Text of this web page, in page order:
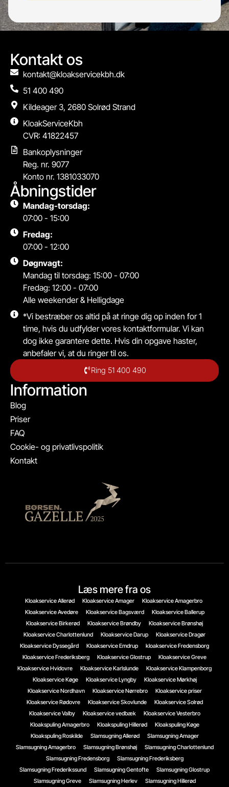
Kontakt os
kontakt@kloakservicekbh.dk
51 400 490
Kildeager 3, 2680 Solrød Strand
KloakServiceKbh
CVR: 41822457
Bankoplysninger
Reg. nr. 9077
Konto nr. 1381033070
Åbningstider
Mandag-torsdag:
07:00 - 15:00
Fredag:
07:00 - 12:00
Døgnvagt:
Mandag til torsdag: 15:00 - 07:00
Fredag: 12:00 - 07:00
Alle weekender & Helligdage
*Vi bestræber os altid på at ringe dig op inden for 1
time, hvis du udfylder vores kontaktformular. Vi kan
dog ikke garantere dette. Hvis din opgave haster,
anbefaler vi, at du ringer til os.
Ring 51 400 490
Information
Blog
Priser
FAQ
Cookie- og privatlivspolitik
Kontakt
Læs mere fra os
Kloakservice Allerød Kloakservice Amager
Kloakservice Amagerbro
Kloakservice Avedøre
Kloakservice Bagsværd
Kloakservice Ballerup
Kloakservice Birkerød
Kloakservice Brøndby
Kloakservice Brønshøj
Kloakservice Charlottenlund
Kloakservice Darup
Kloakservice Dragør
Kloakservice Dyssegård
Kloakservice Emdrup
kloakservice Fredensborg
Kloakservice Frederiksberg
Kloakservice Glostrup
Kloakservice Greve
Kloakservice Hvidovre
Kloakservice Karlslunde
Kloakservice Klampenborg
Kloakservice Køge
Kloakservice Lyngby
Kloakservice Mørkhøj
Kloakservice Nordhavn
Kloakservice Nørrebro
Kloakservice priser
Kloakservice Rødovre
Kloakservice Skovlunde
Kloakservice Solrød
Kloakservice Valby
Kloakservice vedbæk
Kloakservice Vesterbro
Kloakspuling Amagerbro
Kloakspuling Hillerød
Kloakspuling Køge
Kloakspuling Roskilde
Slamsugning Allerød
Slamsugning Amager
Slamsugning Amagerbro
Slamsugning Brønshøj
Slamsugning Charlottenlund
Slamsugning Fredensborg
Slamsugning Frederiksberg
Slamsugning Frederikssund
Slamsugning Gentofte
Slamsugning Glostrup
Slamsugning Greve
Slamsugning Herlev Slamsugning Hillerød